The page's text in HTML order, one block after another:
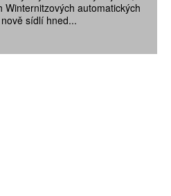
Winternitzových automatických
sídlí hned...